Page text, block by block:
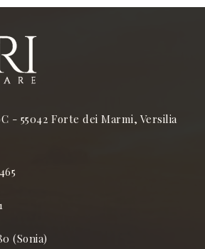
- 55042 Forte dei Marmi, Versilia
(Sonia)